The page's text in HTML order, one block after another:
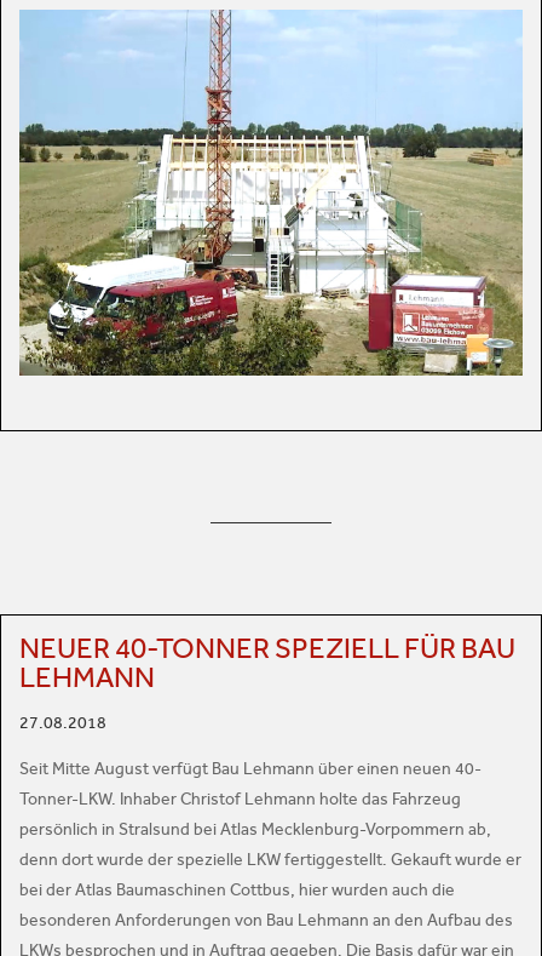
NEUER 40-TONNER SPEZIELL FÜR BAU
LEHMANN
27.08.2018
Seit Mitte August verfügt Bau Lehmann über einen neuen 40-
Tonner-LKW. Inhaber Christof Lehmann holte das Fahrzeug
persönlich in Stralsund bei Atlas Mecklenburg-Vorpommern ab,
denn dort wurde der spezielle LKW fertiggestellt. Gekauft wurde er
bei der Atlas Baumaschinen Cottbus, hier wurden auch die
besonderen Anforderungen von Bau Lehmann an den Aufbau des
LKWs besprochen und in Auftrag gegeben. Die Basis dafür war ein